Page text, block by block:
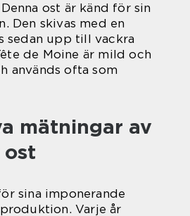
ost är känd för sin
Den skivas med en
sedan upp till vackra
de Moine är mild och
används ofta som
mätningar av
ost
sina imponerande
Varje år